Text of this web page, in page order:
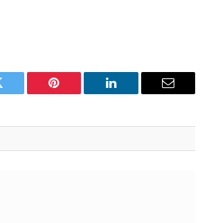
Pinterest LinkedIn Email